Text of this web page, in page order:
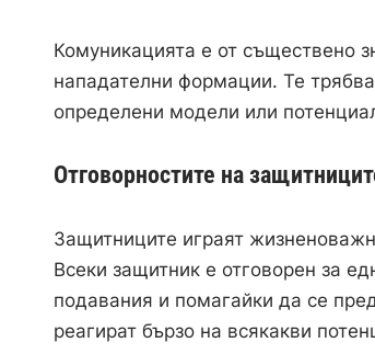
Комуникацията е от съществено
нападателни формации. Те
определени модели или
Отговорностите на
Защитниците играят
Всеки защитник е отговорен за
подавания и помагайки да се
реагират бързо на всякакви